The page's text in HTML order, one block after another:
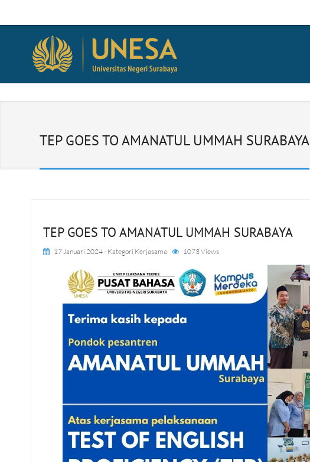
TEP GOES TO AMANATUL UMMAH SURABAYA
TEP GOES TO AMANATUL UMMAH SURABAYA
17 Januari 2024- Kategori Kerjasama 1073 Views